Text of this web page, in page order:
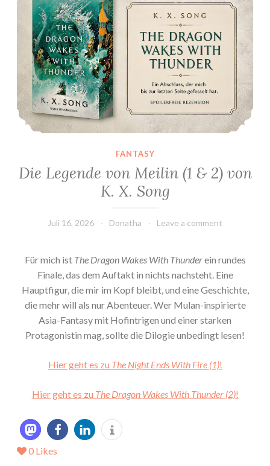
FANTASY
Die Legende von Meilin (1 & 2) von
K. X. Song
Juli 16, 2026 Donatha Leave a comment
Für mich ist The Dragon Wakes With Thunderein rundes
Finale, das dem Auftakt in nichts nachsteht. Eine
Hauptfigur, die mir im Kopf bleibt, und eine Geschichte,
die mehr will als nur Abenteuer. Wer Mulan-inspirierte
Asia-Fantasy mit Hofintrigen und einer starken
Protagonistin mag, sollte die Dilogie unbedingt lesen!
Hier geht es zu The Night Ends With Fire (1)!
Hier geht es zu The Dragon Wakes With Thunder (2)!
0 Likes